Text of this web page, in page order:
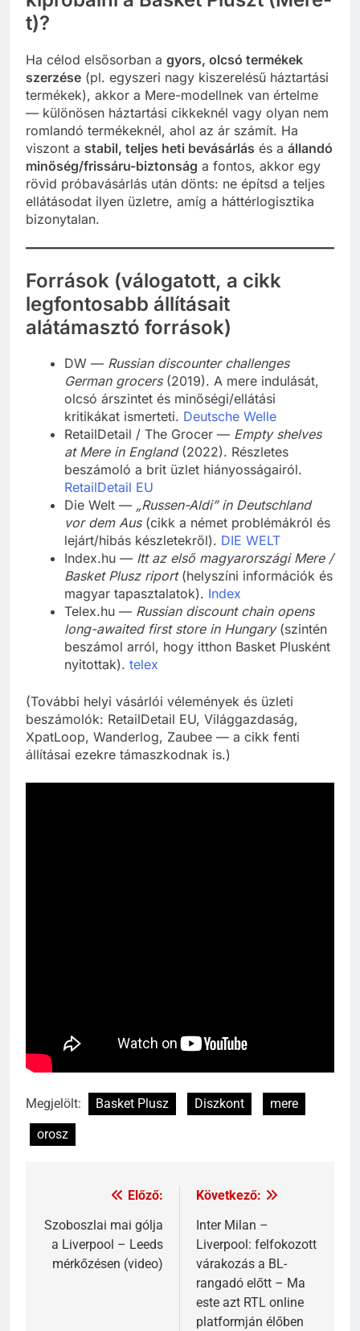
t)?
Ha célod elsősorban a gyors, olcsó termékek
szerzése (pl. egyszeri nagy kiszerelésű háztartási
termékek), akkor a Mere-modellnek van értelme
— különösen háztartási cikkeknél vagy olyan nem
romlandó termékeknél, ahol az ár számít. Ha
viszont a stabil, teljes heti bevásárlás és a állandó
minőség/frissáru-biztonság a fontos, akkor egy
rövid próbavásárlás után dönts: ne építsd a teljes
ellátásodat ilyen üzletre, amíg a háttérlogisztika
bizonytalan.
Források (válogatott, a cikk
legfontosabb állításait
alátámasztó források)
DW — Russian discounter challenges
German grocers(2019). A mere indulását,
olcsó árszintet és minőségi/ellátási
kritikákat ismerteti. Deutsche Welle
RetailDetail / The Grocer — Empty shelves
at Mere in England(2022). Részletes
beszámoló a brit üzlet hiányosságairól.
RetailDetail EU
Die Welt — „Russen-Aldi” in Deutschland
vor dem Aus(cikk a német problémákról és
lejárt/hibás készletekről). DIE WELT
Index.hu — Itt az első magyarországi Mere /
Basket Plusz riport(helyszíni információk és
magyar tapasztalatok). Index
Telex.hu — Russian discount chain opens
long-awaited first store in Hungary(szintén
beszámol arról, hogy itthon Basket Plusként
nyitottak). telex
(További helyi vásárlói vélemények és üzleti
beszámolók: RetailDetail EU, Világgazdaság,
XpatLoop, Wanderlog, Zaubee — a cikk fenti
állításai ezekre támaszkodnak is.)
Megjelölt: Basket Plusz Diszkont
mere
orosz
Előző:
Szoboszlai mai gólja
a Liverpool – Leeds
mérkőzésen (video)
Következő:
Inter Milan –
Liverpool: felfokozott
várakozás a BL-
rangadó előtt – Ma
este azt RTL online
platformján élőben